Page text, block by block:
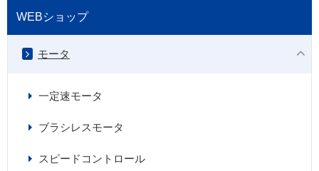
WEBショップ
モータ
一定速モータ
ブラシレスモータ
スピードコントロール